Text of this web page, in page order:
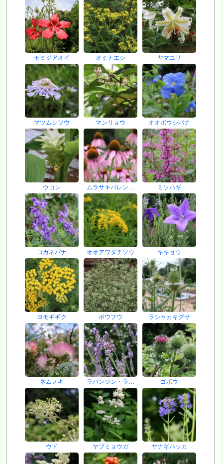
モミジアオイ オミナエシ ヤマユリ
マツムシソウ マンリョウ オオボウシバナ
ウコン ムラサキバレン… ミソハギ
コガネバナ オオアワダチソウ キキョウ
ヨモギギク ボウフウ ラシャカキグサ
ネムノキ ラバンジン・ラ… ゴボウ
ウド ヤブミョウガ ヤナギハッカ